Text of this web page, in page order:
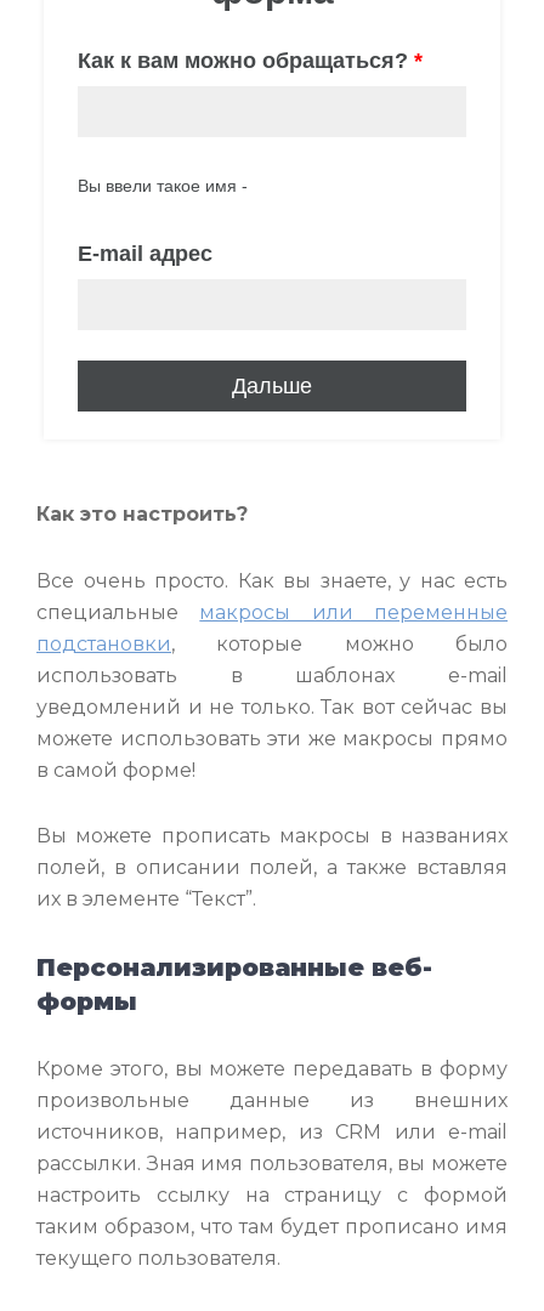
Как это настроить?
Все очень просто. Как вы знаете, у нас есть
специальные макросы или переменные
подстановки, которые можно было
использовать в шаблонах e-mail
уведомлений и не только. Так вот сейчас вы
можете использовать эти же макросы прямо
в самой форме!
Вы можете прописать макросы в названиях
полей, в описании полей, а также вставляя
их в элементе “Текст”.
Персонализированные веб-
формы
Кроме этого, вы можете передавать в форму
произвольные данные из внешних
источников, например, из CRM или e-mail
рассылки. Зная имя пользователя, вы можете
настроить ссылку на страницу с формой
таким образом, что там будет прописано имя
текущего пользователя.